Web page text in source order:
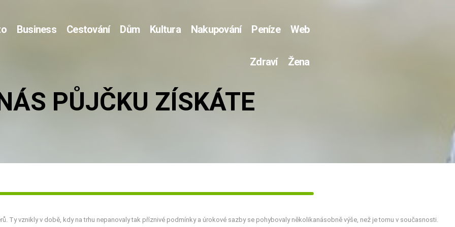
Business Cestování Dům Kultura Nakupování Peníze Web
Zdraví Žena
PŮJČKU ZÍSKÁTE
Ty vznikly v době, kdy na trhu nepanovaly tak příznivé podmínky a úrokové sazby se pohybovaly několikanásobně výše, než je tomu v současnosti.